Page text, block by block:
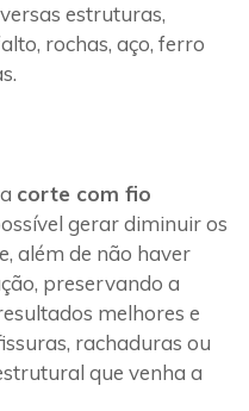
estruturas,
rochas, aço, ferro
corte com fio
gerar diminuir os
além de não haver
preservando a
melhores e
rachaduras ou
que venha a